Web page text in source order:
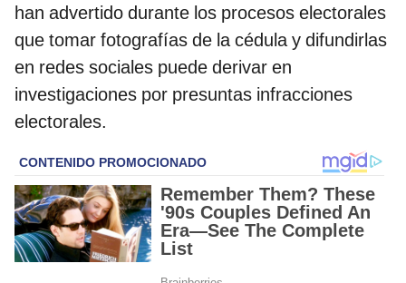
han advertido durante los procesos electorales
que tomar fotografías de la cédula y difundirlas
en redes sociales puede derivar en
investigaciones por presuntas infracciones
electorales.